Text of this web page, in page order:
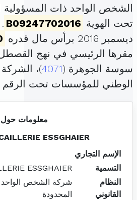
الشخص الواحد ذات المسؤولية
تحت الهوية B09247702016
ديسمبر 2016 برأس مال قدره
مقرها الرئيسي في نهج القصطل
سوسة الجوهرة (4071)،
الوطني للمؤسسات تحت الرقم
معلومات حول
ESSGHAIER
الإسم التجاري
التسمية
ESSGHAIER
النظام
القانوني
شركة الشخص الواحد
المحدودة